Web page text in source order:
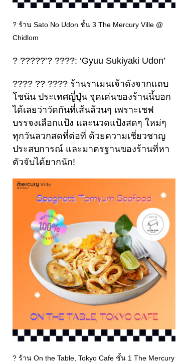
? ร้าน Sato No Udon ชั้น 3 The Mercury Ville @
Chidlom
? ?????’? ????: ‘Gyuu Sukiyaki Udon’
???? ?? ???? ร้านราเมนเจ้าดังจากแถบ
โชนัน ประเทศญี่ปุ่น จุดเด่นของร้านนี้บอก
ได้เลยว่าวัดกันที่เส้นล้วนๆ เพราะเชฟ
บรรจงเลือกแป้ง และนวดแป้งสดๆ ใหม่ๆ
ทุกวันลวกสดที่ต่อที่ ด้วยความเชี่ยวชาญ
ประสบการณ์ และมาตรฐานของร้านที่หา
ตัวจับได้ยากนัก!
? ร้าน On the Table, Tokyo Cafe ชั้น 1 The Mercury